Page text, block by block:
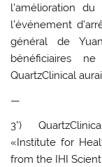
l’amélioration
l’événement
général de
bénéficiaires
QuartzClinical
—
3°)
«Institute for
from the IHI